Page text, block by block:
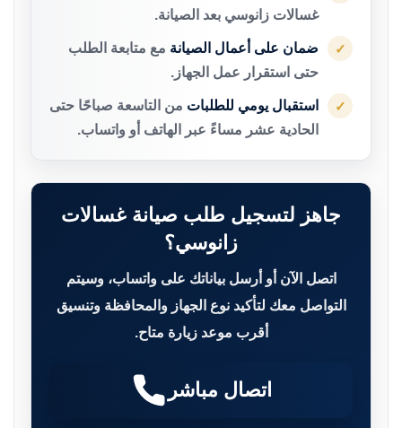
غسالات زانوسي بعد الصيانة.
✓ ضمان على أعمال الصيانة مع متابعة الطلب
حتى استقرار عمل الجهاز.
✓ استقبال يومي للطلبات من التاسعة صباحًا حتى
الحادية عشر مساءً عبر الهاتف أو واتساب.
جاهز لتسجيل طلب صيانة غسالات
زانوسي؟
اتصل الآن أو أرسل بياناتك على واتساب، وسيتم
التواصل معك لتأكيد نوع الجهاز والمحافظة وتنسيق
أقرب موعد زيارة متاح.
اتصال مباشر